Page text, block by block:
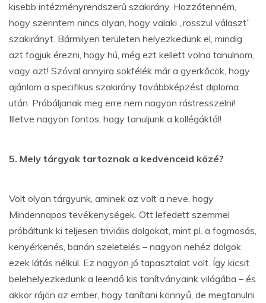
kisebb intézményrendszerű szakirány. Hozzátenném,
hogy szerintem nincs olyan, hogy valaki „rosszul választ”
szakirányt. Bármilyen területen helyezkedünk el, mindig
azt fogjuk érezni, hogy hú, még ezt kellett volna tanulnom,
vagy azt! Szóval annyira sokfélék már a gyerkőcök, hogy
ajánlom a specifikus szakirány továbbképzést diploma
után. Próbáljanak meg erre nem nagyon rástresszelni!
Illetve nagyon fontos, hogy tanuljunk a kollégáktól!
5. Mely tárgyak tartoznak a kedvenceid közé?
Volt olyan tárgyunk, aminek az volt a neve, hogy
Mindennapos tevékenységek. Ott lefedett szemmel
próbáltunk ki teljesen triviális dolgokat, mint pl. a fogmosás,
kenyérkenés, banán szeletelés – nagyon nehéz dolgok
ezek látás nélkül. Ez nagyon jó tapasztalat volt. Így kicsit
belehelyezkedünk a leendő kis tanítványaink világába – és
akkor rájön az ember, hogy tanítani könnyű, de megtanulni